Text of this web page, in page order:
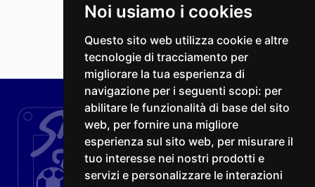
Noi usiamo i cookies
Questo sito web utilizza cookie e altre
tecnologie di tracciamento per
migliorare la tua esperienza di
navigazione per i seguenti scopi: per
abilitare le funzionalità di base del sito
web, per fornire una migliore
esperienza sul sito web, per misurare il
tuo interesse nei nostri prodotti e
servizi e personalizzare le interazioni